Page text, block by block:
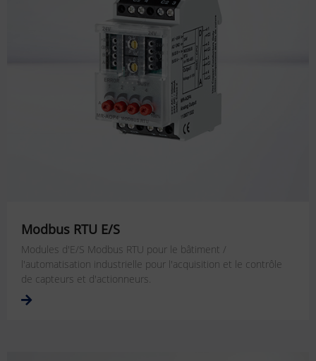
Modbus RTU E/S
Modules d'E/S Modbus RTU pour le bâtiment /
l'automatisation industrielle pour l'acquisition et le contrôle
de capteurs et d'actionneurs.